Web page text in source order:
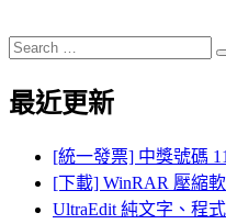
Search
for:
最近更新
[統一發票] 中獎號碼
[下載] WinRAR 壓縮
UltraEdit 純文字、程